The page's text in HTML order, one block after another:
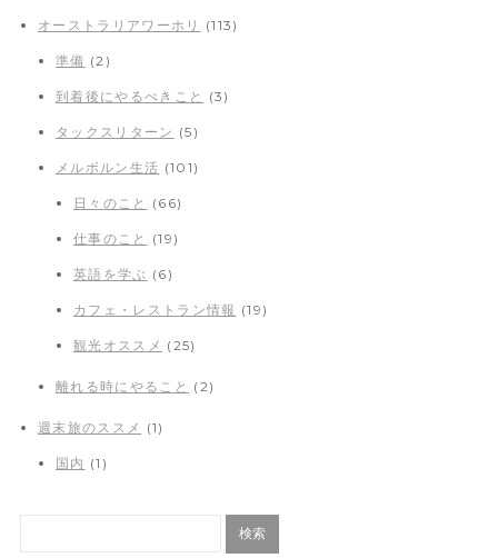
オーストラリアワーホリ (113)
準備 (2)
到着後にやるべきこと (3)
タックスリターン (5)
メルボルン生活 (101)
日々のこと (66)
仕事のこと (19)
英語を学ぶ (6)
カフェ・レストラン情報 (19)
観光オススメ (25)
離れる時にやること (2)
週末旅のススメ (1)
国内 (1)